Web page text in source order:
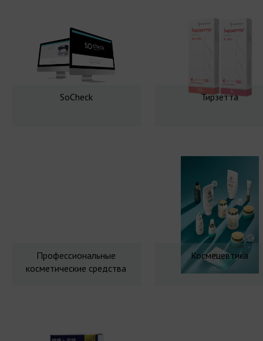
SoCheck Тирзетта
Профессиональные
косметические средства
Космецевтика